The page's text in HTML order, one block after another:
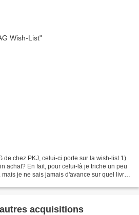
de chez PKJ, celui-ci porte sur la wish-list 1)
achat? En fait, pour celui-là je triche un peu
je ne sais jamais d'avance sur quel livre
acquisitions